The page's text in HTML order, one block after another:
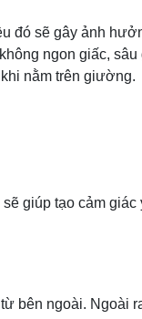
đó sẽ gây ảnh
ngon giấc,
nằm trên giường.
giúp tạo cảm
bên ngoài. Ngoài